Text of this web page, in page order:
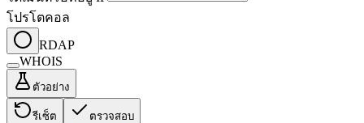
โปรโตคอล
RDAP
WHOIS
ตัวอย่าง
รีเซ็ต ตรวจสอบ